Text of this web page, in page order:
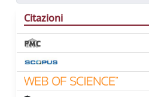
Citazioni